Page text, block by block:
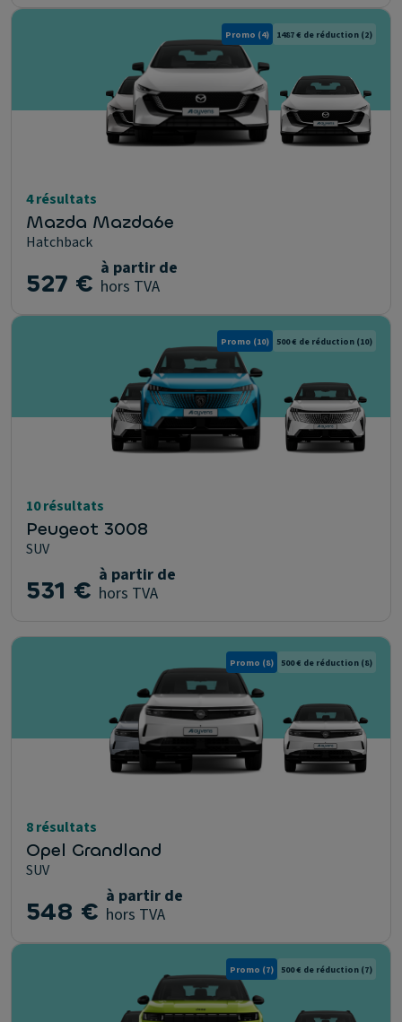
Promo (4) 1487 € de réduction (2)
4 résultats
Mazda Mazda6e
Hatchback
527 € à partir de
hors TVA
Promo (10) 500 € de réduction (10)
10 résultats
Peugeot 3008
SUV
531 € à partir de
hors TVA
Promo (8) 500 € de réduction (8)
8 résultats
Opel Grandland
SUV
548 € à partir de
hors TVA
Promo (7) 500 € de réduction (7)